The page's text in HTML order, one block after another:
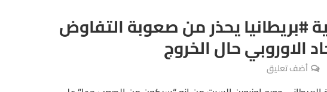
#بريطانيا يحذر من صعوبة التفاوض
الاوروبي حال الخروج
أضف تعليق